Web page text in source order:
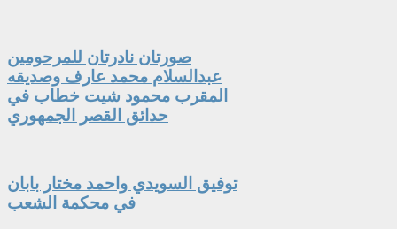
صورتان نادرتان للمرحومين
عبدالسلام محمد عارف وصديقه
المقرب محمود شيت خطاب في
حدائق القصر الجمهوري
توفيق السويدي واحمد مختار بابان
في محكمة الشعب